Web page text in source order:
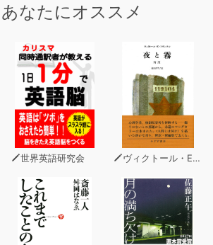
なたにオススメ
世界英語研究会 ヴィクトール・E・フランクル